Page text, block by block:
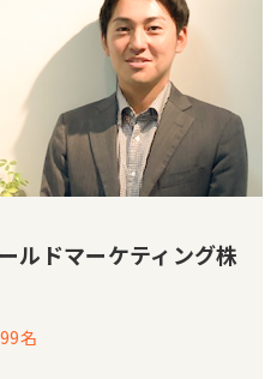
ルドマーケティング株
名